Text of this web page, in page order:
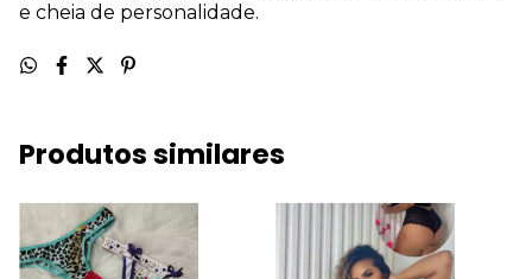
e cheia de personalidade.
Produtos similares